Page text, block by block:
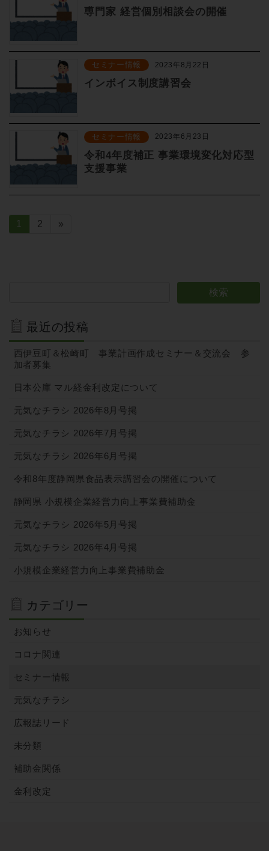
尃門家 経営個別相談会の開催
セミナー情報 2023年8月22日
インボイス制度講習会
セミナー情報 2023年6月23日
令和4年度補正 事業環境変化対応型
支援事業
ゲ
ー
シ
ョ
ン
固
定
1
固
2 »
最近の投稿
西伊豆町＆松崎町 事業計画作成セミナー＆交流会 参
加者募集
日本公庫 マル経金利改定について
元気なチラシ 2026年8月号掲
元気なチラシ 2026年7月号掲
元気なチラシ 2026年6月号掲
令和8年度静岡県食品表示講習会の開催について
静岡県 小規模企業経営力向上事業費補助金
元気なチラシ 2026年5月号掲
元気なチラシ 2026年4月号掲
小規模企業経営力向上事業費補助金
カテゴリー
お知らせ
コロナ関連
セミナー情報
元気なチラシ
広報誌リード
未分類
補助金関係
金利改定